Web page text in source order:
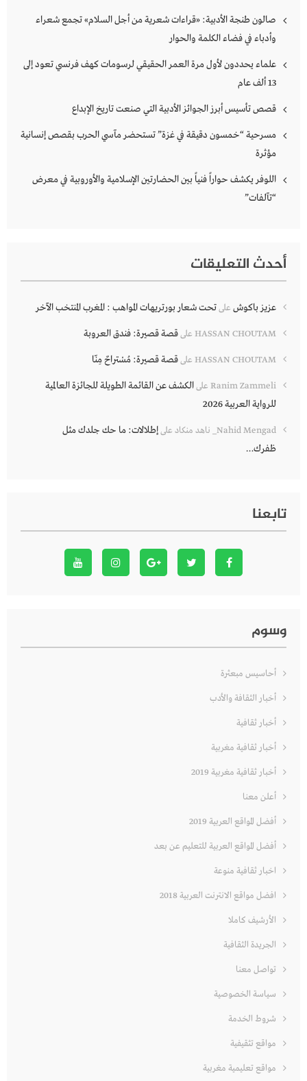
صالون طنجة الأدبية: «قراءات شعرية من أجل السلام» تجمع شعراء
وأدباء في فضاء الكلمة والحوار
علماء يحددون لأول مرة العمر الحقيقي لرسومات كهف فرنسي تعود إلى
13 ألف عام
قصص تأسيس أبرز الجوائز الأدبية التي صنعت تاريخ الإبداع
مسرحية “خمسون دقيقة في غزة” تستحضر مآسي الحرب بقصص إنسانية
مؤثرة
اللوفر يكشف حواراً فنياً بين الحضارتين الإسلامية والأوروبية في معرض
“تآلفات”
أحدث التعليقات
عزيز باكوش علىتحت شعار بورتريهات المواهب : المغرب المنتخب الآخر
HASSAN CHOUTAM علىقصة قصيرة: فندق العروبة
HASSAN CHOUTAM علىقصة قصيرة: مُسْتراحٌ مِنّا
Ranim Zammeli علىالكشف عن القائمة الطويلة للجائزة العالمية
للرواية العربية 2026
Nahid Mengad_ ناهد منكاد علىإطلالات: ما حك جلدك مثل
ظفرك…
تابعنا
وسوم
أحاسيس مبعثرة
أخبار الثقافة والأدب
أخبار ثقافية
أخبار ثقافية مغربية
أخبار ثقافية مغربية 2019
أعلن معنا
أفضل المواقع العربية 2019
أفضل المواقع العربية للتعليم عن بعد
اخبار ثقافية منوعة
افضل مواقع الانترنت العربية 2018
الأرشيف كاملا
الجريدة الثقافية
تواصل معنا
سياسة الخصوصية
شروط الخدمة
مواقع تثقيفية
مواقع تعليمية مغربية